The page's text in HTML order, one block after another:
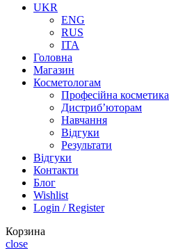
UKR
ENG
RUS
ITA
Головна
Магазин
Косметологам
Професійна косметика
Дистриб’юторам
Навчання
Відгуки
Результати
Відгуки
Контакти
Блог
Wishlist
Login / Register
Корзина
close